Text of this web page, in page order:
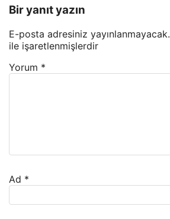
Bir yanıt yazın
E-posta adresiniz yayınlanmayacak.
ile işaretlenmişlerdir
Yorum *
Ad *